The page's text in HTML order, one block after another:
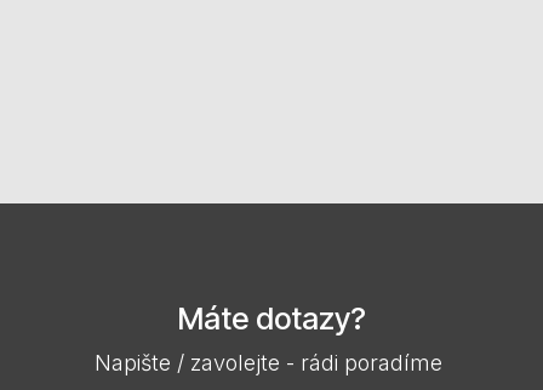
Máte dotazy?
Napište / zavolejte - rádi poradíme